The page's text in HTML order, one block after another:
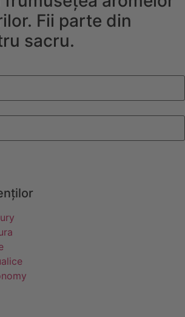
Fii parte din
sacru.